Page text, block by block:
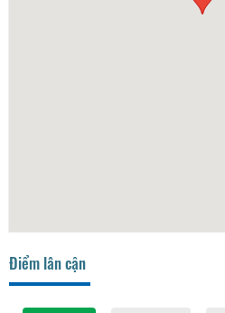
Điểm lân cận